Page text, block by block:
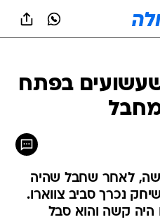
שעשועים בפתח
קשה, לאחר שחבל שהיה
נכרך סביב צווארו.
היה קשה והוא סבל